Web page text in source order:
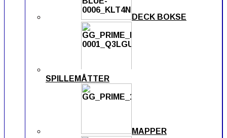
DECK BOKSE
SPILLEMÅTTER
MAPPER